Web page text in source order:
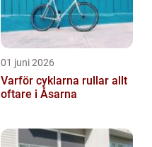
01 juni 2026
Varför cyklarna rullar allt
oftare i Åsarna